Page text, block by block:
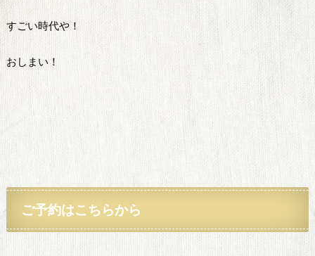
すごい時代や！
おしまい！
ご予約はこちらから